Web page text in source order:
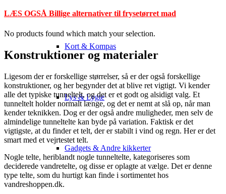
Kort & Kompas
Lys & Lygte
Gadgets & Andre kikkerter
LÆS OGSÅ Billige alternativer til frysetørret mad
No products found which match your selection.
Konstruktioner og materialer
Ligesom der er forskellige størrelser, så er der også forskellige
konstruktioner, og her begynder det at blive ret vigtigt. Vi kender
alle det typiske tunneltelt, og det er et godt og alsidigt valg. Et
tunneltelt holder normalt længe, og det er nemt at slå op, når man
kender teknikken. Dog er der også andre muligheder, men selv de
almindelige tunneltelte kan byde på variation. Faktisk er det
vigtigste, at du finder et telt, der er stabilt i vind og regn. Her er det
smart med et vejrtestet telt.
Nogle telte, heriblandt nogle tunneltelte, kategoriseres som
deciderede vandretelte, og disse er oplagte at vælge. Det er denne
type telte, som du hurtigt kan finde i sortimentet hos
vandreshoppen.dk.